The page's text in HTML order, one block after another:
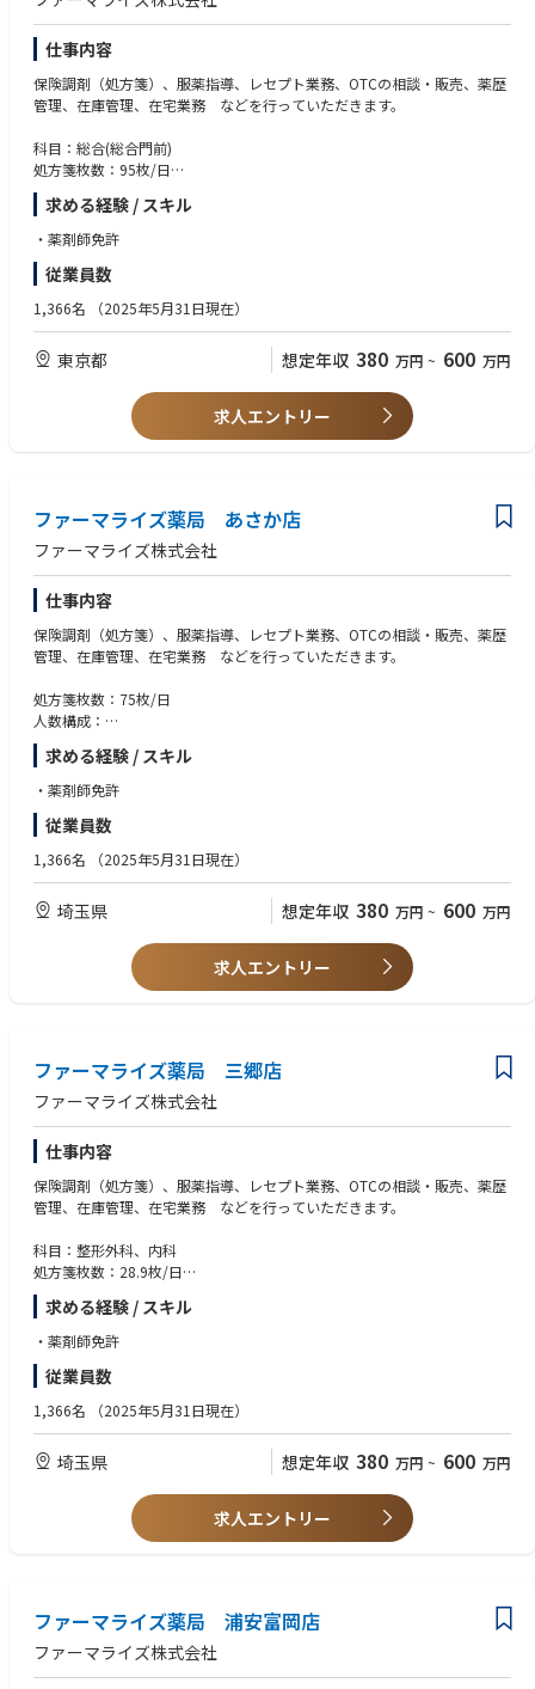
仕事内容
保険調剤（処方箋）、服薬指導、レセプト業務、OTCの相談・販売、薬歴
管理、在庫管理、在宅業務 などを行っていただきます。
科目：総合(総合門前)
処方箋枚数：95枚/日
人数構成：
薬剤師：8名
医療事務：4名
求める経験 / スキル
・薬剤師免許
従業員数
1,366名 （2025年5月31日現在）
東京都 想定年収 380 万円 ~ 600 万円
求人エントリー
ファーマライズ薬局 あさか店
ファーマライズ株式会社
仕事内容
保険調剤（処方箋）、服薬指導、レセプト業務、OTCの相談・販売、薬歴
管理、在庫管理、在宅業務 などを行っていただきます。
処方箋枚数：75枚/日
人数構成：
薬剤師：4.5名
医療事務：1.6名
求める経験 / スキル
・薬剤師免許
従業員数
1,366名 （2025年5月31日現在）
埼玉県 想定年収 380 万円 ~ 600 万円
求人エントリー
ファーマライズ薬局 三郷店
ファーマライズ株式会社
仕事内容
保険調剤（処方箋）、服薬指導、レセプト業務、OTCの相談・販売、薬歴
管理、在庫管理、在宅業務 などを行っていただきます。
科目：整形外科、内科
処方箋枚数：28.9枚/日
人数構成：
薬剤師：1名
求める経験 / スキル
・薬剤師免許
従業員数
1,366名 （2025年5月31日現在）
埼玉県 想定年収 380 万円 ~ 600 万円
求人エントリー
ファーマライズ薬局 浦安富岡店
ファーマライズ株式会社